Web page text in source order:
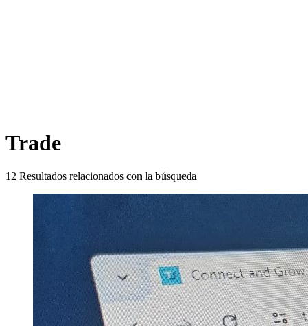
Trade
12 Resultados relacionados con la búsqueda